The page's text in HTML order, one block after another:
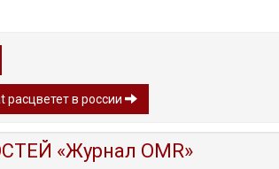
расцветет в россии
«Журнал OMR»